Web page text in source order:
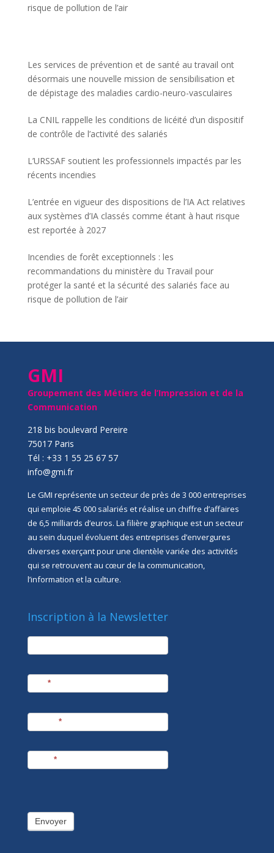
risque de pollution de l’air
Les services de prévention et de santé au travail ont
désormais une nouvelle mission de sensibilisation et
de dépistage des maladies cardio-neuro-vasculaires
La CNIL rappelle les conditions de licéité d’un dispositif
de contrôle de l’activité des salariés
L’URSSAF soutient les professionnels impactés par les
récents incendies
L’entrée en vigueur des dispositions de l’IA Act relatives
aux systèmes d’IA classés comme étant à haut risque
est reportée à 2027
Incendies de forêt exceptionnels : les
recommandations du ministère du Travail pour
protéger la santé et la sécurité des salariés face au
risque de pollution de l’air
GMI
Groupement des Métiers de l’Impression et de la
Communication
218 bis boulevard Pereire
75017 Paris
Tél : +33 1 55 25 67 57
info@gmi.fr
Le GMI représente un secteur de près de 3 000 entreprises
qui emploie 45 000 salariés et réalise un chiffre d’affaires
de 6,5 milliards d’euros. La filière graphique est un secteur
au sein duquel évoluent des entreprises d’envergures
diverses exerçant pour une clientèle variée des activités
qui se retrouvent au cœur de la communication,
l’information et la culture.
Inscription à la Newsletter
newsletter
*
*
*
Envoyer